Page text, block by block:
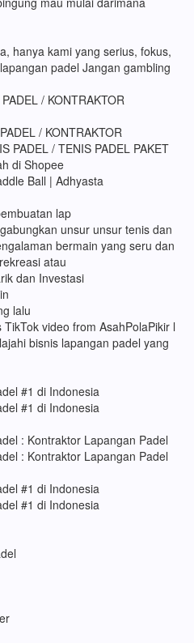
hanya kami yang serius, fokus,
padel Jangan gambling
/ KONTRAKTOR
/ KONTRAKTOR
PADEL / TENIS PADEL PAKET
di Shopee
Ball | Adhyasta
lap
unsur unsur tenis dan
bermain yang seru dan
atau
dan Investasi
lalu
video from AsahPolaPikir l
bisnis lapangan padel yang
#1 di Indonesia
#1 di Indonesia
: Kontraktor Lapangan Padel
: Kontraktor Lapangan Padel
#1 di Indonesia
#1 di Indonesia